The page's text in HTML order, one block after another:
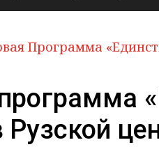
Программа